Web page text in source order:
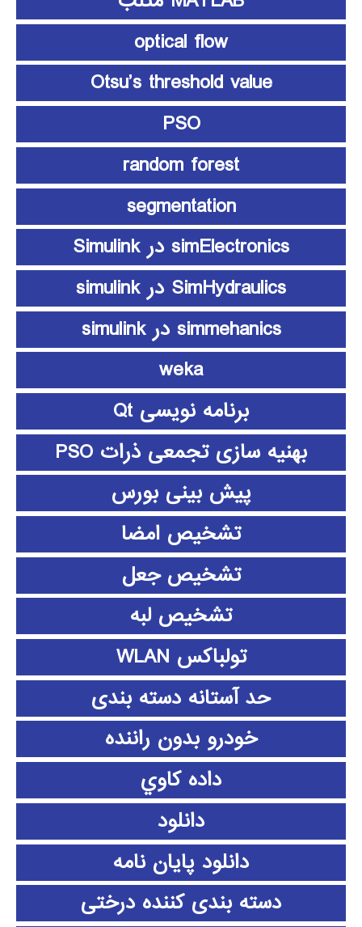
optical flow
Otsu’s threshold value
PSO
random forest
segmentation
simElectronics در Simulink
SimHydraulics در simulink
simmehanics در simulink
weka
برنامه نویسی Qt
بهنیه سازی تجمعی ذرات PSO
پیش بینی بورس
تشخیص امضا
تشخیص جعل
تشخیص لبه
تولباکس WLAN
حد آستانه دسته بندی
خودرو بدون راننده
داده كاوي
دانلود
دانلود پايان نامه
دسته بندی کننده درختی